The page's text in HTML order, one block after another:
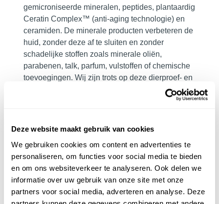
Deze website maakt gebruik van cookies
We gebruiken cookies om content en advertenties te
personaliseren, om functies voor social media te bieden
en om ons websiteverkeer te analyseren. Ook delen we
informatie over uw gebruik van onze site met onze
partners voor social media, adverteren en analyse. Deze
gemicroniseerde mineralen, peptides, plantaardig
Ceratin Complex™ (anti-aging technologie) en
ceramiden. De minerale producten verbeteren de
huid, zonder deze af te sluiten en zonder
schadelijke stoffen zoals minerale oliën,
parabenen, talk, parfum, vulstoffen of chemische
toevoegingen. Wij zijn trots op deze dierproef- en
glutenvrije aanpak en hoogwaardige producten
Huidinstituut Oosterhout PUUR Huidinstituut
Prinsenbeeken bijPUUR Natural SkinBreda.
Wij ontvangen je graag voor een persoonlijke
make up advies. Wil je PÜR Make up online
kopen in deze webshop en heb je vragen, neem
contact met ons op.